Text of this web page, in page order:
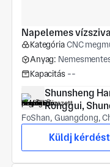
Napelemes
KategóriaCNC
Anyag:
Kapacitás --
Shunsheng
Ronggui,
FoShan, Guangdong,
Küldj kérdést